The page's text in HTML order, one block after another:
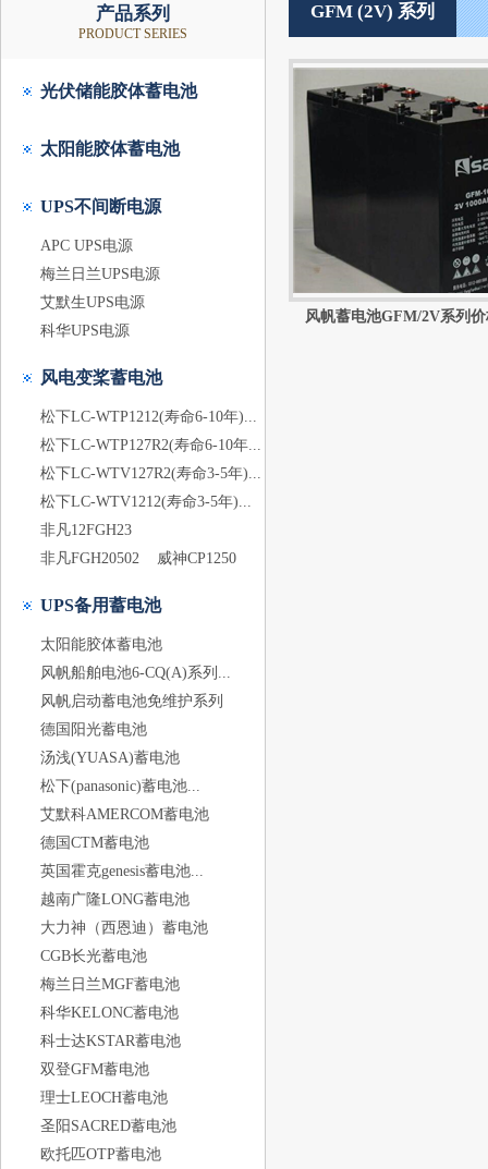
产品系列
PRODUCT SERIES
光伏储能胶体蓄电池
太阳能胶体蓄电池
UPS不间断电源
APC UPS电源
梅兰日兰UPS电源
艾默生UPS电源
科华UPS电源
风电变桨蓄电池
松下LC-WTP1212(寿命6-10年)...
松下LC-WTP127R2(寿命6-10年...
松下LC-WTV127R2(寿命3-5年)...
松下LC-WTV1212(寿命3-5年)...
非凡12FGH23
非凡FGH20502
威神CP1250
UPS备用蓄电池
太阳能胶体蓄电池
风帆船舶电池6-CQ(A)系列...
风帆启动蓄电池免维护系列
德国阳光蓄电池
汤浅(YUASA)蓄电池
松下(panasonic)蓄电池...
艾默科AMERCOM蓄电池
德国CTM蓄电池
英国霍克genesis蓄电池...
越南广隆LONG蓄电池
大力神（西恩迪）蓄电池
CGB长光蓄电池
梅兰日兰MGF蓄电池
科华KELONC蓄电池
科士达KSTAR蓄电池
双登GFM蓄电池
理士LEOCH蓄电池
圣阳SACRED蓄电池
欧托匹OTP蓄电池
GFM (2V) 系列
风帆蓄电池GFM/2V系列